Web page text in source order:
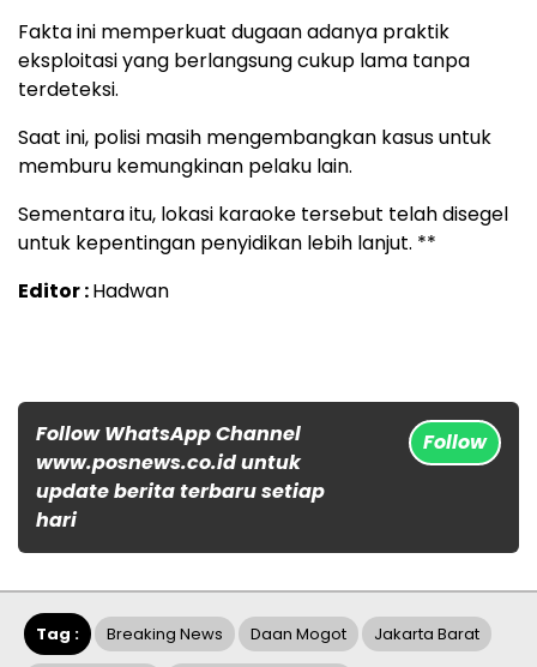
Fakta ini memperkuat dugaan adanya praktik
eksploitasi yang berlangsung cukup lama tanpa
terdeteksi.
Saat ini, polisi masih mengembangkan kasus untuk
memburu kemungkinan pelaku lain.
Sementara itu, lokasi karaoke tersebut telah disegel
untuk kepentingan penyidikan lebih lanjut. **
Editor :Hadwan
Follow WhatsApp Channel
www.posnews.co.id untuk
update berita terbaru setiap
hari
Follow
Tag : Breaking News Daan Mogot Jakarta Barat